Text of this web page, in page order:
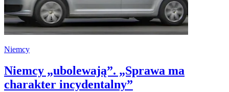
Niemcy
Niemcy „ubolewają”. „Sprawa ma
charakter incydentalny”